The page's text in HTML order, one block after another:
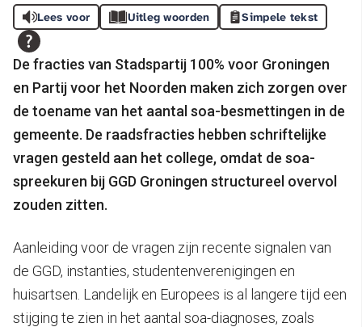
Lees voor Uitleg woorden Simpele tekst
De fracties van Stadspartij 100% voor Groningen
en Partij voor het Noorden maken zich zorgen over
de toename van het aantal soa-besmettingen in de
gemeente. De raadsfracties hebben schriftelijke
vragen gesteld aan het college, omdat de soa-
spreekuren bij GGD Groningen structureel overvol
zouden zitten.
Aanleiding voor de vragen zijn recente signalen van
de GGD, instanties, studentenverenigingen en
huisartsen. Landelijk en Europees is al langere tijd een
stijging te zien in het aantal soa-diagnoses, zoals